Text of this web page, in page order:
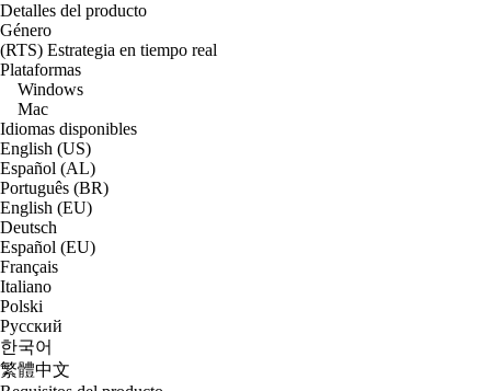
Detalles del producto
Género
(RTS) Estrategia en tiempo real
Plataformas
Windows
Mac
Idiomas disponibles
English (US)
Español (AL)
Português (BR)
English (EU)
Deutsch
Español (EU)
Français
Italiano
Polski
Русский
한국어
繁體中文